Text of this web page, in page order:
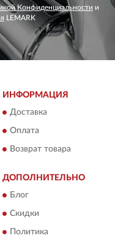
Конфиденциальности и
LEMARK
ИНФОРМАЦИЯ
Доставка
Оплата
Возврат товара
ДОПОЛНИТЕЛЬНО
Блог
Скидки
Политика